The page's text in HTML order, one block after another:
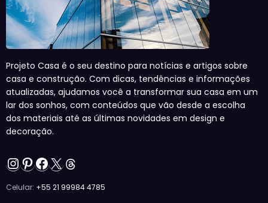
Projeto Casa é o seu destino para notícias e artigos sobre
casa e construção. Com dicas, tendências e informações
atualizadas, ajudamos você a transformar sua casa em um
lar dos sonhos, com conteúdos que vão desde a escolha
dos materiais até as últimas novidades em design e
decoração.
Instagram
Pinterest
Facebook
X Threads
Celular: +55 21 99984 4785